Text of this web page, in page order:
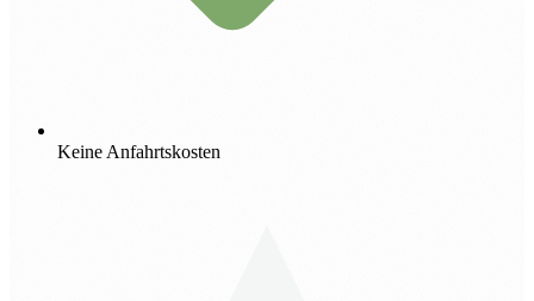
Keine Anfahrtskosten